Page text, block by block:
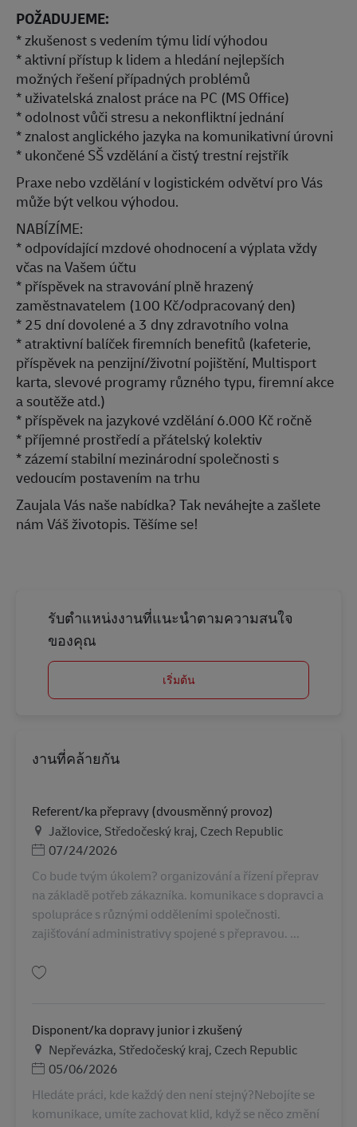
POŽADUJEME:
* zkušenost s vedením týmu lidí výhodou
* aktivní přístup k lidem a hledání nejlepších
možných řešení případných problémů
* uživatelská znalost práce na PC (MS Office)
* odolnost vůči stresu a nekonfliktní jednání
* znalost anglického jazyka na komunikativní úrovni
* ukončené SŠ vzdělání a čistý trestní rejstřík
Praxe nebo vzdělání v logistickém odvětví pro Vás
může být velkou výhodou.
NABÍZÍME:
* odpovídající mzdové ohodnocení a výplata vždy
včas na Vašem účtu
* příspěvek na stravování plně hrazený
zaměstnavatelem (100 Kč/odpracovaný den)
* 25 dní dovolené a 3 dny zdravotního volna
* atraktivní balíček firemních benefitů (kafeterie,
příspěvek na penzijní/životní pojištění, Multisport
karta, slevové programy různého typu, firemní akce
a soutěže atd.)
* příspěvek na jazykové vzdělání 6.000 Kč ročně
* příjemné prostředí a přátelský kolektiv
* zázemí stabilní mezinárodní společnosti s
vedoucím postavením na trhu
Zaujala Vás naše nabídka? Tak neváhejte a zašlete
nám Váš životopis. Těšíme se!
รับตำแหน่งงานที่แนะนำตามความสนใจ
ของคุณ
เริ่มต้น
งานที่คล้ายกัน
Referent/ka přepravy (dvousměnný provoz)
สถานที่
Jažlovice, Středočeský kraj, Czech Republic
Posted Date
07/24/2026
Co bude tvým úkolem? organizování a řízení přeprav
na základě potřeb zákazníka. komunikace s dopravci a
spolupráce s různými odděleními společnosti.
zajišťování administrativy spojené s přepravou. ...
Disponent/ka dopravy junior i zkušený
สถานที่
Nepřevázka, Středočeský kraj, Czech Republic
Posted Date
05/06/2026
Hledáte práci, kde každý den není stejný?Nebojíte se
komunikace, umíte zachovat klid, když se něco změní